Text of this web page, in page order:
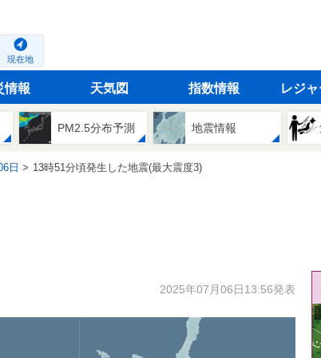
現在地
情報 天気図 指数情報 レジ
PM2.5分布予測 地震情報
日 13時51分頃発生した地震(最大震度3)
2025年07月06日13:56発表